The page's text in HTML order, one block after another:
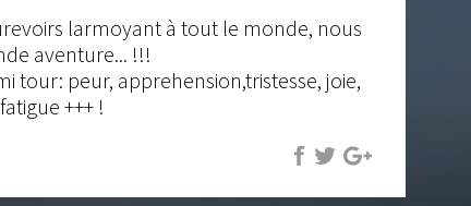
larmoyant à tout le monde, nous
aventure... !!!
tour: peur, apprehension,tristesse, joie,
+++ !